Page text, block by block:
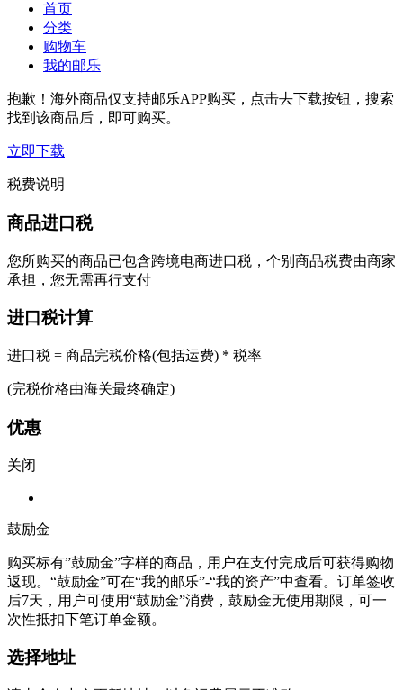
首页
分类
购物车
我的邮乐
抱歉！海外商品仅支持邮乐APP购买，点击去下载按钮，搜索
找到该商品后，即可购买。
立即下载
税费说明
商品进口税
您所购买的商品已包含跨境电商进口税，个别商品税费由商家
承担，您无需再行支付
进口税计算
进口税 = 商品完税价格(包括运费) * 税率
(完税价格由海关最终确定)
优惠
关闭
鼓励金
购买标有”鼓励金”字样的商品，用户在支付完成后可获得购物
返现。“鼓励金”可在“我的邮乐”-“我的资产”中查看。订单签收
后7天，用户可使用“鼓励金”消费，鼓励金无使用期限，可一
次性抵扣下笔订单金额。
选择地址